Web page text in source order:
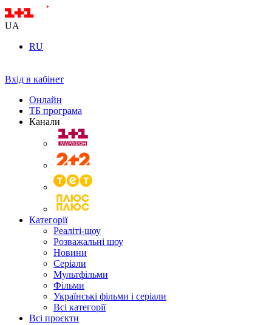
UA
RU
Вхід в кабінет
Онлайн
ТБ програма
Канали
Категорії
Реаліті-шоу
Розважальні шоу
Новини
Серіали
Мультфільми
Фільми
Українські фільми і серіали
Всі категорії
Всі проєкти